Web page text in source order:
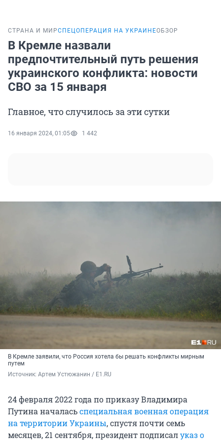
СТРАНА И МИРСПЕЦОПЕРАЦИЯ НА УКРАИНЕОБЗОР
В Кремле назвали
предпочтительный путь решения
украинского конфликта: новости
СВО за 15 января
Главное, что случилось за эти сутки
16 января 2024, 01:05 1 442
В Кремле заявили, что Россия хотела бы решать конфликты мирным
путем
Источник: Артем Устюжанин / E1.RU
24 февраля 2022 года по приказу Владимира
Путина началасьспециальная военная операция
на территории Украины, спустя почти семь
месяцев, 21 сентября, президент подписалуказ о